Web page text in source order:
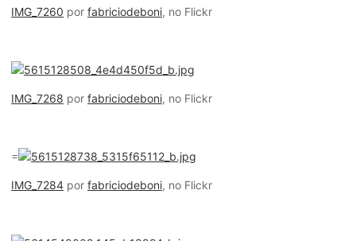
IMG_7260 por fabriciodeboni, no Flickr
IMG_7268 por fabriciodeboni, no Flickr
=
IMG_7284 por fabriciodeboni, no Flickr